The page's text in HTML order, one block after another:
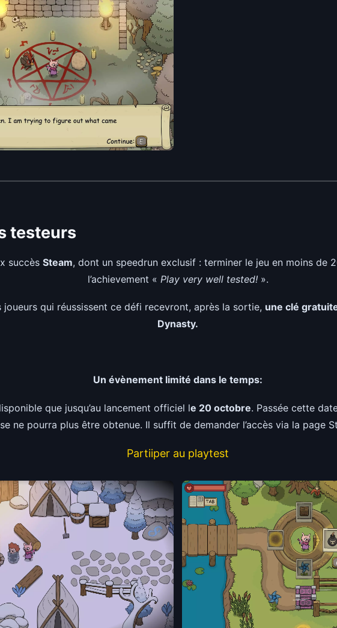
testeurs
succès Steam, dont un speedrun exclusif : terminer le jeu en moins de
l’achievement « Play very well tested!».
joueurs qui réussissent ce défi recevront, après la sortie, une clé
Dynasty.
Un évènement limité dans le temps:
que jusqu’au lancement officiel le 20 octobre. Passée cette
ne pourra plus être obtenue. Il suffit de demander l’accès via la page
Partiiper au playtest